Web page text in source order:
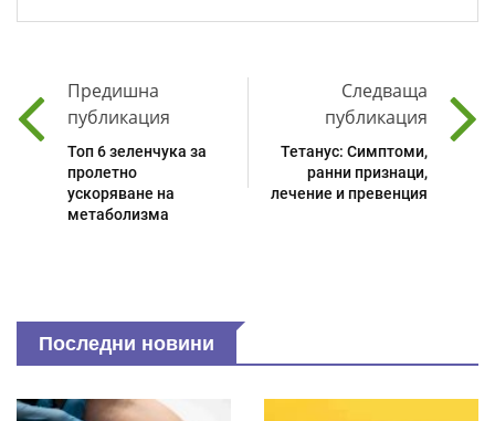
Предишна
публикация
Топ 6 зеленчука за
пролетно
ускоряване на
метаболизма
Следваща
публикация
Тетанус: Симптоми,
ранни признаци,
лечение и превенция
Последни новини